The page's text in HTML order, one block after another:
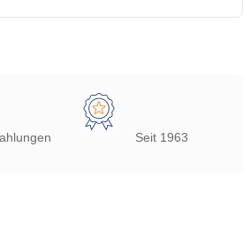
Seit 1963